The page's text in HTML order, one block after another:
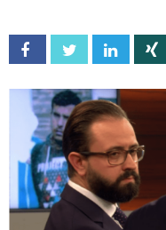
Facebook Twitter Linkedin